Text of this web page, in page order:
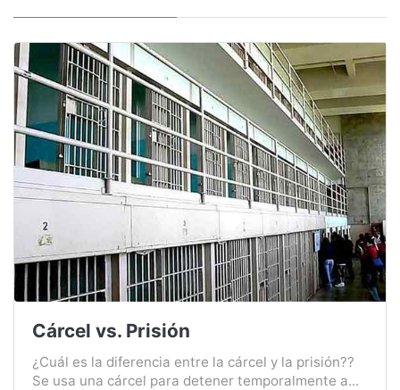
Cárcel vs. Prisión
¿Cuál es la diferencia entre la cárcel y la prisión??
Se usa una cárcel para detener temporalmente a...